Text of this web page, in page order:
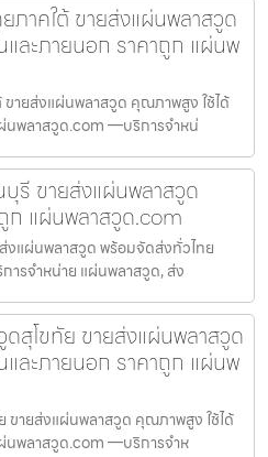
ภาคใต้ ขายส่งแผ่นพลาสวูด
ละภายนอก ราคาถูก แผ่นพ
ายส่งแผ่นพลาสวูด คุณภาพสูง ใช้ได้
นพลาสวูด.com —บริการจำหน่
รี ขายส่งแผ่นพลาสวูด
ก แผ่นพลาสวูด.com
งแผ่นพลาสวูด พร้อมจัดส่งทั่วไทย
รจำหน่าย แผ่นพลาสวูด, ส่ง
ดสุโขทัย ขายส่งแผ่นพลาสวูด
ละภายนอก ราคาถูก แผ่นพ
ขายส่งแผ่นพลาสวูด คุณภาพสูง ใช้ได้
นพลาสวูด.com —บริการจำห